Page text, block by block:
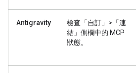
Antigravity
檢查「自訂」>「連
結」 側欄中的 MCP
狀態。